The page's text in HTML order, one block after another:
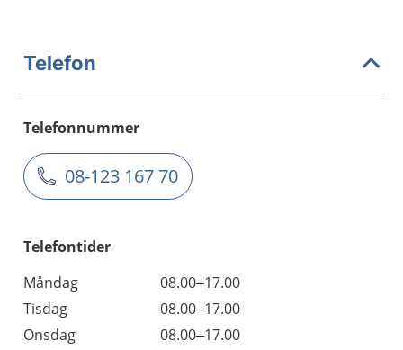
Telefon
Telefonnummer
08-123 167 70
Telefontider
Måndag
08.00–17.00
Tisdag
08.00–17.00
Onsdag
08.00–17.00